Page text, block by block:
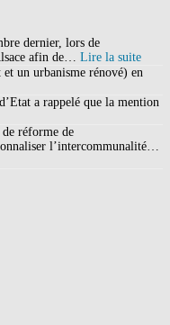
dernier, lors de
afin de… Lire la suite
un urbanisme rénové) en
a rappelé que la mention
réforme de
l’intercommunalité…